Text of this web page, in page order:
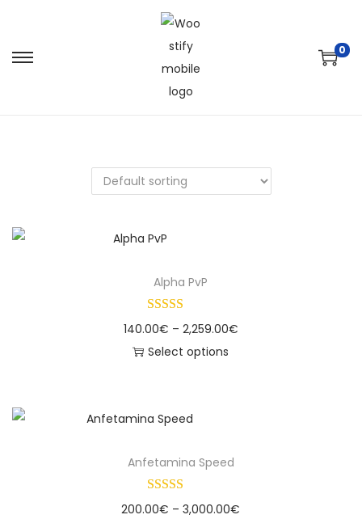
0
Alpha PvP
140.00€ – 2,259.00€
Select options
Anfetamina Speed
200.00€ – 3,000.00€